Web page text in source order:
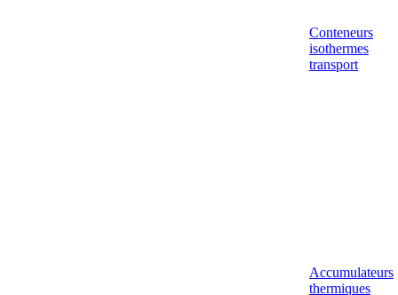
Conteneurs
isothermes
transport
Accumulateurs
thermiques